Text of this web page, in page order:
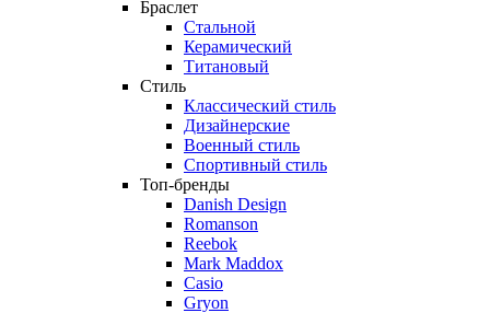
Браслет
Стальной
Керамический
Титановый
Стиль
Классический стиль
Дизайнерские
Военный стиль
Спортивный стиль
Топ-бренды
Danish Design
Romanson
Reebok
Mark Maddox
Casio
Gryon